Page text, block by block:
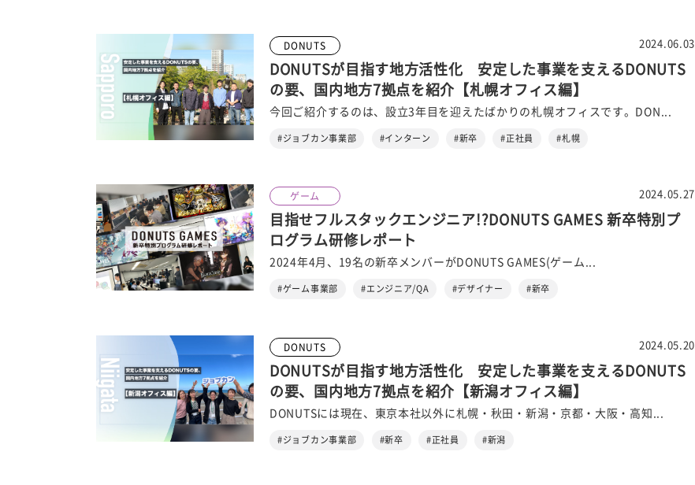
DONUTS 2024.06.03
DONUTSが目指す地方活性化 安定した事業を支えるDONUTS
の要、国内地方7拠点を紹介【札幌オフィス編】
今回ご紹介するのは、設立3年目を迎えたばかりの札幌オフィスです。DON...
#ジョブカン事業部 #インターン #新卒 #正社員 #札幌
ゲーム 2024.05.27
目指せフルスタックエンジニア!?DONUTS GAMES 新卒特別プ
ログラム研修レポート
2024年4月、19名の新卒メンバーがDONUTS GAMES(ゲーム...
#ゲーム事業部 #エンジニア/QA #デザイナー #新卒
DONUTS 2024.05.20
DONUTSが目指す地方活性化 安定した事業を支えるDONUTS
の要、国内地方7拠点を紹介【新潟オフィス編】
DONUTSには現在、東京本社以外に札幌・秋田・新潟・京都・大阪・高知...
#ジョブカン事業部 #新卒 #正社員 #新潟